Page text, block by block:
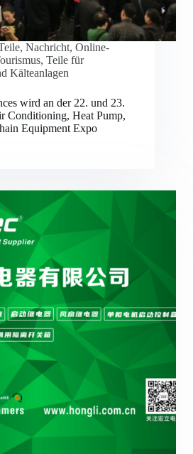
, Nachricht, Online-
, Teile für
Kälteanlagen
wird an der 22. und 23.
Conditioning, Heat Pump,
Equipment Expo